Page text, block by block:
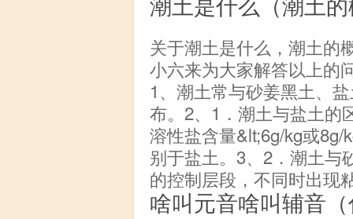
关于潮土是什么，潮土的
小六来为大家解答以上的
1、潮土常与砂姜黑土、
布。2、1．潮土与盐土的
溶性盐含量&lt;6g/kg或
别于盐土。3、2．潮土与
的控制层段，不同时出现
啥叫元音啥叫辅音